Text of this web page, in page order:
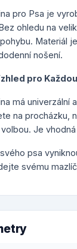
pro Psa je
ohledu na
Materiál
nošení.
pro
má univerzální a
na procházku,
Je
psa
svému